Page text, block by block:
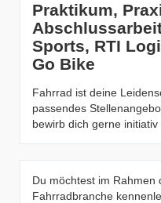
Praktikum,
Sports, RTI
Go Bike
Fahrrad ist deine
passendes
bewirb dich gerne
Du möchtest im Rahmen
Fahrradbranche